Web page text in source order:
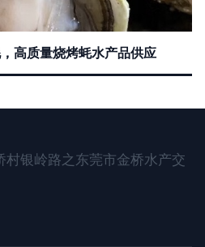
高质量烧烤蚝水产品供应
银岭路之东莞市金桥水产交